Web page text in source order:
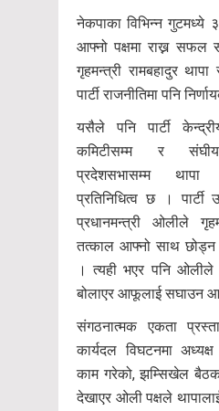
नेकपाका विभिन्न गुटमध्ये
आफ्नो पक्षमा राख्न सफल
गृहमन्त्री रामबहादुर
पार्टी राजनीतिमा पनि
यसैले पनि पार्टी
कमिटीसम्म र संघीय
प्रदेशसभासम्म
प्रतिनिधित्व छ ।
प्रधानमन्त्री ओलीले
तत्काल आफ्नो साथ छोड्न
। त्यही भएर पनि ओलीले
बोलाएर आफूलाई सघाउन
संगठनात्मक एकता
कार्यदल विघटनमा
काम गरेको, झम्सिखेल
देखाएर ओली पक्षले